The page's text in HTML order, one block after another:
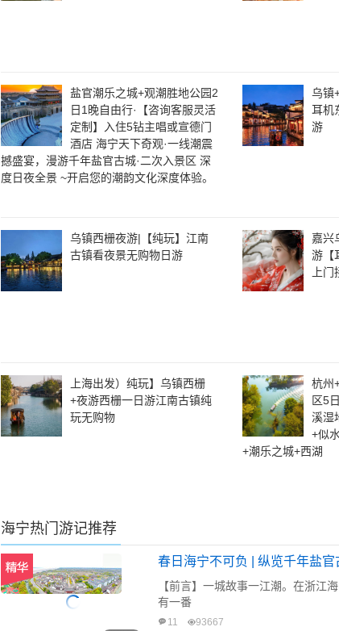
盐官潮乐之城+观潮胜地公园2
日1晚自由行·【咨询客服灵活
定制】入住5钻主唱或宣德门
酒店 海宁天下奇观·一线潮震
撼盛宴，漫游千年盐官古城·二次入景区 深
度日夜全景 ~开启您的潮韵文化深度体验。
乌镇
耳机
游
乌镇西栅夜游|【纯玩】江南
古镇看夜景无购物日游
嘉兴
游【
上门
上海出发）纯玩】乌镇西栅
+夜游西栅一日游江南古镇纯
玩无购物
杭州
区5
溪湿
+似
+潮乐之城+西湖
海宁热门游记推荐
春日海宁不可负 | 纵览千年盐
【前言】一城故事一江潮。在浙江
有一番
11 93667